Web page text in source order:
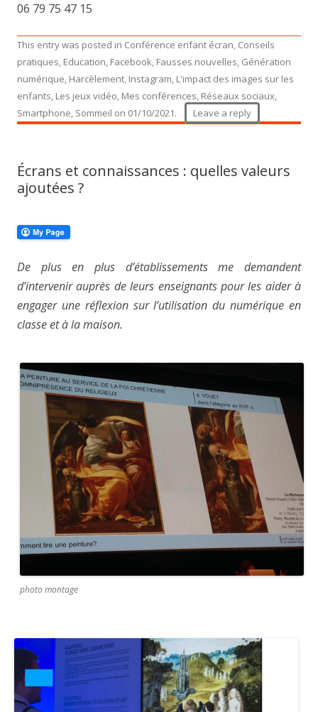
06 79 75 47 15
This entry was posted in Conférence enfant écran, Conseils
pratiques, Education, Facebook, Fausses nouvelles, Génération
numérique, Harcèlement, Instagram, L'impact des images sur les
enfants, Les jeux vidéo, Mes conférences, Réseaux sociaux,
Smartphone, Sommeil on 01/10/2021. Leave a reply
Écrans et connaissances : quelles valeurs
ajoutées ?
De plus en plus d’établissements me demandent
d’intervenir auprès de leurs enseignants pour les aider à
engager une réflexion sur l’utilisation du numérique en
classe et à la maison.
photo montage